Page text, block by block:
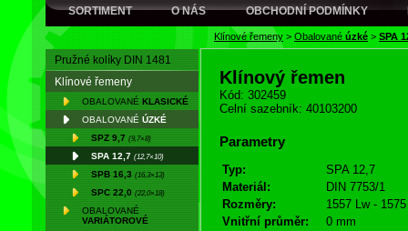
SORTIMENT O NÁS OBCHODNÍ PODMÍNKY
Klínové řemeny > Obalované úzké > SPA
Pružné kolíky DIN 1481
Klínové řemeny
OBALOVANÉ KLASICKÉ
OBALOVANÉ ÚZKÉ
SPZ 9,7 (9,7×8)
SPA 12,7 (12,7×10)
SPB 16,3 (16,3×13)
SPC 22,0 (22,0×18)
OBALOVANÉ
VARIÁTOROVÉ
Klínový řemen
Kód: 302459
Celní sazebník: 40103200
Parametry
Typ:
SPA 12,7
Materiál:
DIN 7753/1
Rozměry:
1557 Lw -
Vnitřní průměr:
0 mm